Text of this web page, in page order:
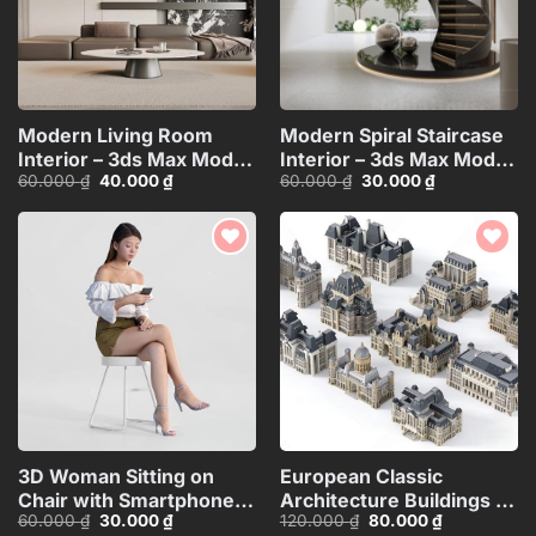
Modern Living Room
Interior – 3ds Max Model
(Corona Render)_4599
60.000₫ Giá
là:
60.000 ₫.
40.000₫Giá
hiện
tại
40.000 ₫.
Modern Spiral Staircase
Interior – 3ds Max Model
(V-Ray)_1161
60.000₫ Giá
là:
60.000 ₫.
30.000₫Giá
hiện
tại
30.000 ₫.
3D Woman Sitting on
Chair with Smartphone –
Free 3ds Max Model (V-
60.000₫ Giá
30.000₫Giá
Add to
wishlist
European Classic
Architecture Buildings –
3ds Max Modem (V-
120.000₫ Giá
80.000₫Giá